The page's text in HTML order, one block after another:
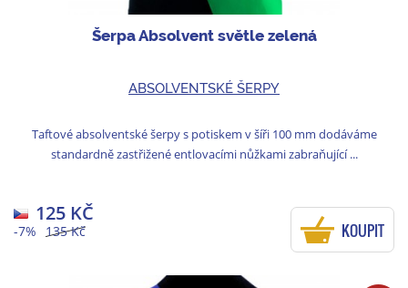
Šerpa Absolvent světle zelená
ABSOLVENTSKÉ ŠERPY
Taftové absolventské šerpy s potiskem v šíři 100 mm dodáváme
standardně zastřižené entlovacími nůžkami zabraňující ...
135 Kč
-7%
125 KČ
KOUPIT